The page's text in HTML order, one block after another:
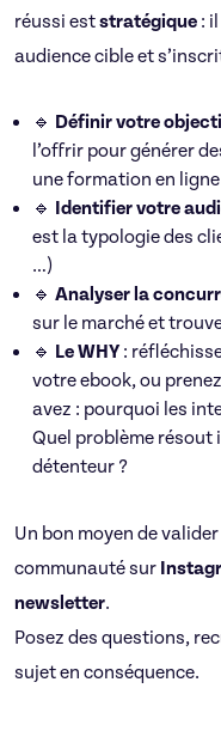
réussi eststratégique :
audience cible et
🔹 Définir votre
l’offrir pour générer
une formation en
🔹 Identifier votre
est la typologie des
…)
🔹 Analyser la
sur le marché et
🔹 Le WHY :
votre ebook, ou
avez : pourquoi les
Quel problème résout
détenteur ?
Un bon moyen de
communauté sur
newsletter.
Posez des questions,
sujet en conséquence.